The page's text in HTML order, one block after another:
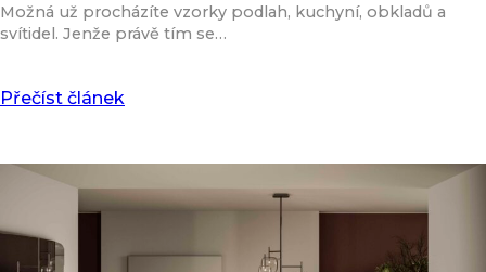
Možná už procházíte vzorky podlah, kuchyní, obkladů a
svítidel. Jenže právě tím se…
Přečíst článek